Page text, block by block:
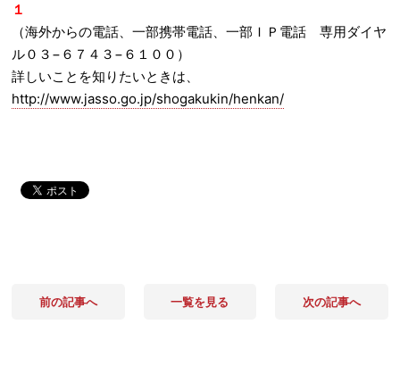
１
（海外からの電話、一部携帯電話、一部ＩＰ電話 専用ダイヤ
ル０３−６７４３−６１００）
詳しいことを知りたいときは、
http://www.jasso.go.jp/shogakukin/henkan/
前の記事へ 一覧を見る 次の記事へ